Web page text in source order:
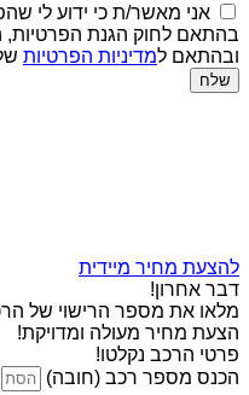
אני מאשר/ת כי ידוע לי
ובהתאם למדיניות הפרטיות
שלח
להצעת מחיר מיידית
דבר אחרון!
מלאו את מספר הרישוי של
הצעת מחיר מעולה ומדויקת!
פרטי הרכב נקלטו!
הכנס מספר רכב (חובה)